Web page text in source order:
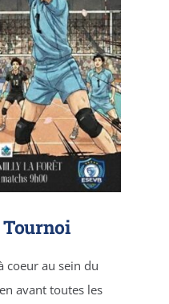
Tournoi
coeur au sein du
avant toutes les